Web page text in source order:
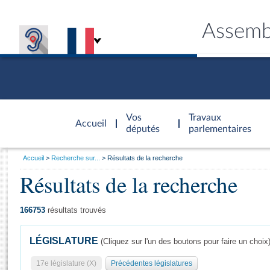
Accueil
d'accueil
Vos
députés
Travaux
parlementaires
Général
Vous
Accueil Recherche sur... Résultats de la recherche
Résultats de la recherche
166753 résultats trouvés
LÉGISLATURE (Cliquez sur l'un des boutons pour faire un choix)
17e législature (X) Précédentes législatures